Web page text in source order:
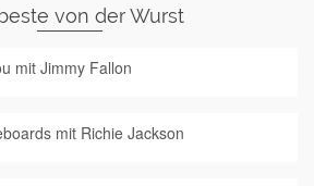
von der Wurst
mit Jimmy Fallon
mit Richie Jackson